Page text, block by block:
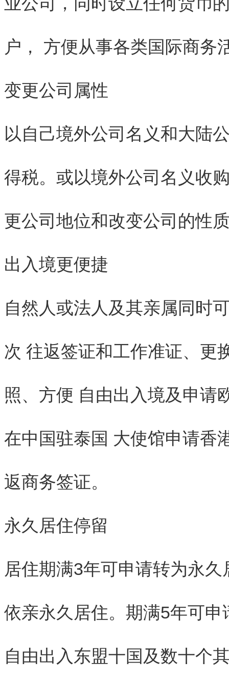
户， 方便从事各类国际商务
变更公司属性
以自己境外公司名义和大陆
得税。或以境外公司名义收
更公司地位和改变公司的性
出入境更便捷
自然人或法人及其亲属同时
次 往返签证和工作准证、更
照、方便 自由出入境及申请
在中国驻泰国 大使馆申请香
返商务签证。
永久居住停留
居住期满3年可申请转为永
依亲永久居住。期满5年可
自由出入东盟十国及数十个